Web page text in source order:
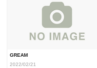
GREAM
2022/02/21